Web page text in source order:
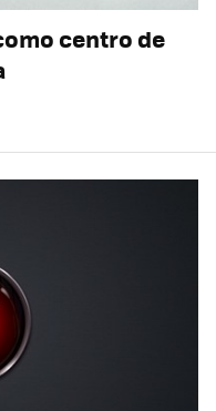
centro de